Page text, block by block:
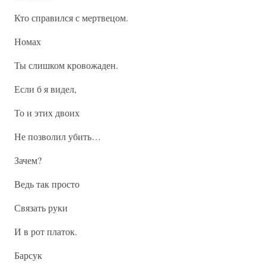
Кто справился с мертвецом.
Номах
Ты слишком кровожаден.
Если б я видел,
То и этих двоих
Не позволил убить…
Зачем?
Ведь так просто
Связать руки
И в рот платок.
Барсук